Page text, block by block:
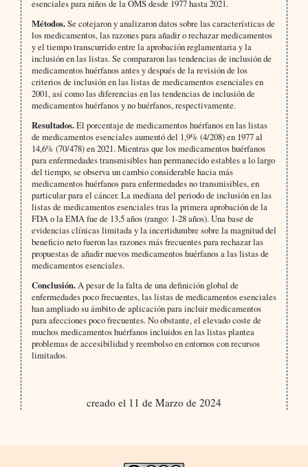
esenciales para niños de la OMS desde 1977 hasta 2021.
Métodos.Se cotejaron y analizaron datos sobre las características de
los medicamentos, las razones para añadir o rechazar medicamentos
y el tiempo transcurrido entre la aprobación reglamentaria y la
inclusión en las listas. Se compararon las tendencias de inclusión de
medicamentos huérfanos antes y después de la revisión de los
criterios de inclusión en las listas de medicamentos esenciales en
2001, así como las diferencias en las tendencias de inclusión de
medicamentos huérfanos y no huérfanos, respectivamente.
Resultados.El porcentaje de medicamentos huérfanos en las listas
de medicamentos esenciales aumentó del 1,9% (4/208) en 1977 al
14,6% (70/478) en 2021. Mientras que los medicamentos huérfanos
para enfermedades transmisibles han permanecido estables a lo largo
del tiempo, se observa un cambio considerable hacia más
medicamentos huérfanos para enfermedades no transmisibles, en
particular para el cáncer. La mediana del periodo de inclusión en las
listas de medicamentos esenciales tras la primera aprobación de la
FDA o la EMA fue de 13,5 años (rango: 1-28 años). Una base de
evidencias clínicas limitada y la incertidumbre sobre la magnitud del
beneficio neto fueron las razones más frecuentes para rechazar las
propuestas de añadir nuevos medicamentos huérfanos a las listas de
medicamentos esenciales.
Conclusión.A pesar de la falta de una definición global de
enfermedades poco frecuentes, las listas de medicamentos esenciales
han ampliado su ámbito de aplicación para incluir medicamentos
para afecciones poco frecuentes. No obstante, el elevado coste de
muchos medicamentos huérfanos incluidos en las listas plantea
problemas de accesibilidad y reembolso en entornos con recursos
limitados.
creado el 11 de Marzo de 2024